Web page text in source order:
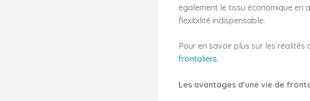
également le tissu économique en
flexibilité indispensable.
Pour en savoir plus sur les
frontaliers.
Les avantages d’une vie de